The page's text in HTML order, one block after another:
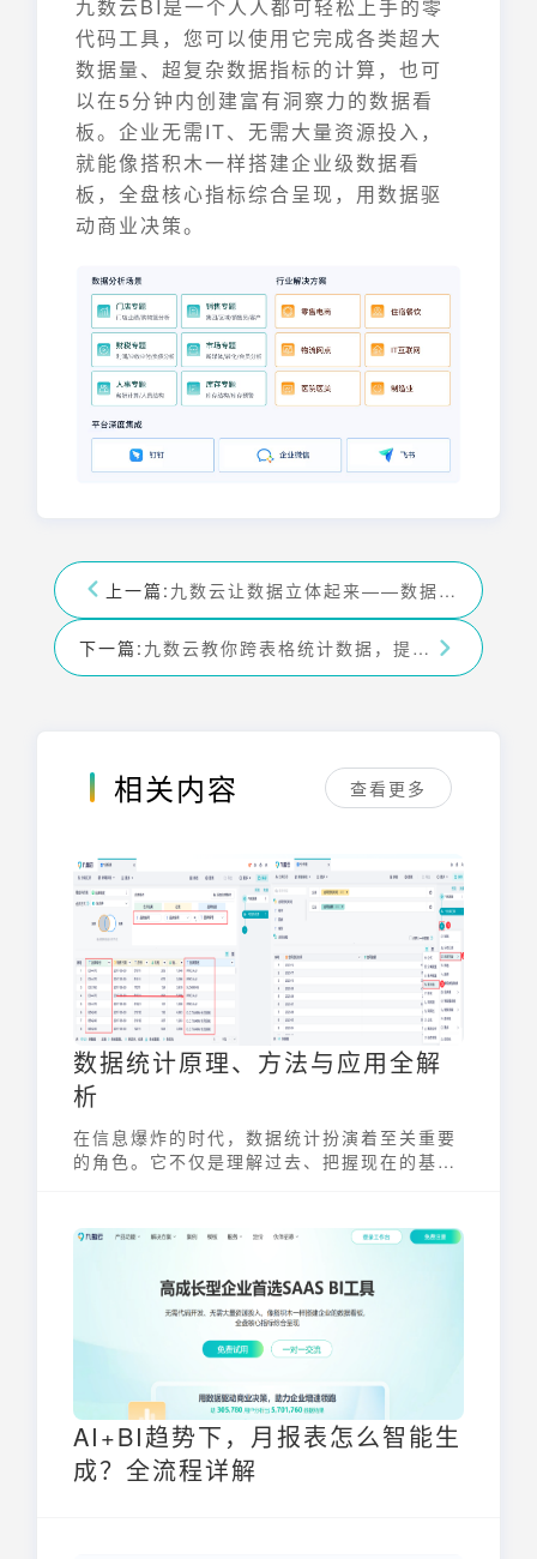
九数云BI是一个人人都可轻松上手的零
代码工具，您可以使用它完成各类超大
数据量、超复杂数据指标的计算，也可
以在5分钟内创建富有洞察力的数据看
板。企业无需IT、无需大量资源投入，
就能像搭积木一样搭建企业级数据看
板，全盘核心指标综合呈现，用数据驱
动商业决策。
上一篇: 九数云让数据立体起来——数据可视化echarts
下一篇: 九数云教你跨表格统计数据，提高数据分析效率！
相关内容 查看更多
数据统计原理、方法与应用全解
析
在信息爆炸的时代，数据统计扮演着至关重要
的角色。它不仅是理解过去、把握现在的基
用，帮助读者全面了解这一核心概念。
AI+BI趋势下，月报表怎么智能生
成？全流程详解